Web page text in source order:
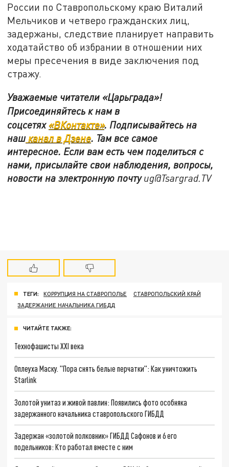
России по Ставропольскому краю Виталий
Мельчиков и четверо гражданских лиц,
задержаны, следствие планирует направить
ходатайство об избрании в отношении них
меры пресечения в виде заключения под
стражу.
Уважаемые читатели «Царьграда»!
Присоединяйтесь к нам в
соцсетях«ВКонтакте». Подписывайтесь на
нашканал в Дзене. Там все самое
интересное. Если вам есть чем поделиться с
нами, присылайте свои наблюдения, вопросы,
новости на электронную почтуug@Tsargrad.TV
ТЕГИ: КОРРУПЦИЯ НА СТАВРОПОЛЬЕ
СТАВРОПОЛЬСКИЙ КРАЙ
ЗАДЕРЖАНИЕ НАЧАЛЬНИКА ГИБДД
ЧИТАЙТЕ ТАКЖЕ:
Технофашисты XXI века
Оплеуха Маску. "Пора снять белые перчатки": Как уничтожить
Starlink
Золотой унитаз и живой павлин: Появились фото особняка
задержанного начальника ставропольского ГИБДД
Задержан «золотой полковник» ГИБДД Сафонов и 6 его
подельников: Кто работал вместе с ним